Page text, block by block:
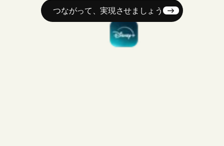
つながって、実現させましょう